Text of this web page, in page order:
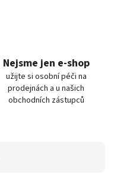
Nejsme jen e-shop
užijte si osobní péči na
prodejnách a u našich
obchodních zástupců